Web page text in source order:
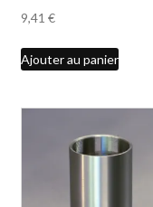
9,41 €
Ajouter au panier